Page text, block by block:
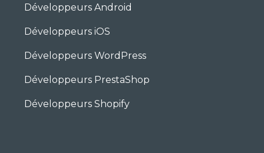
Développeurs Android
Développeurs iOS
Développeurs WordPress
Développeurs PrestaShop
Développeurs Shopify